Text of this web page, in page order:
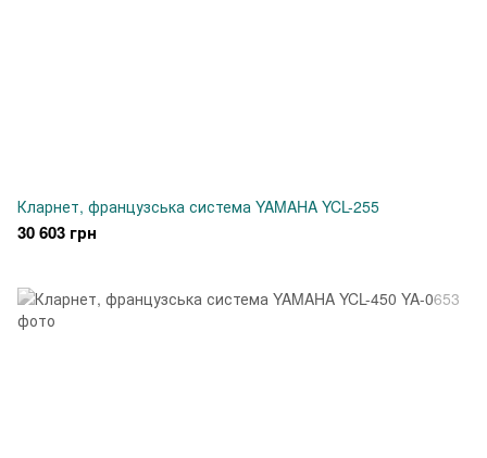
Кларнет, французська система YAMAHA YCL-255
30 603 грн